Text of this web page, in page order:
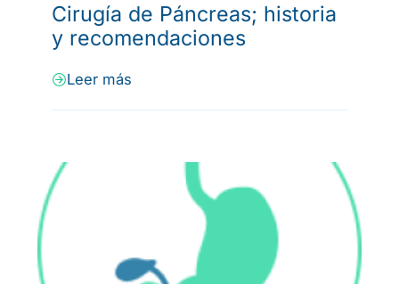
Cirugía de Páncreas; historia
y recomendaciones
Leer más